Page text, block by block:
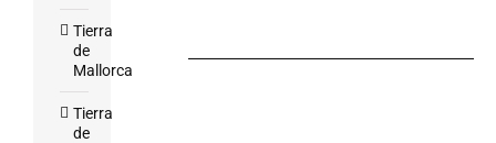
Tierra
de
Mallorca
Tierra
de